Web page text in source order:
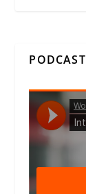
PODCAST